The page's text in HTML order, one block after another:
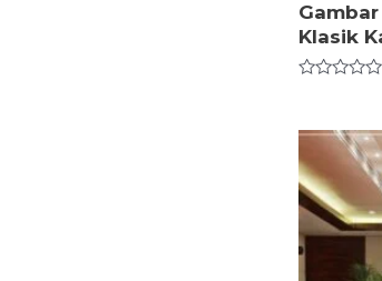
Klasik
of